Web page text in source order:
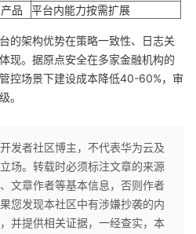
品 平台内能力按需扩展
的架构优势在策略一致性、日志关
现。据原点安全在多家金融机构的
控场景下建设成本降低40-60%，审
。
发者社区博主，不代表华为云及
场。转载时必须标注文章的来源
文章作者等基本信息，否则作者
您发现本社区中有涉嫌抄袭的内
并提供相关证据，一经查实，本